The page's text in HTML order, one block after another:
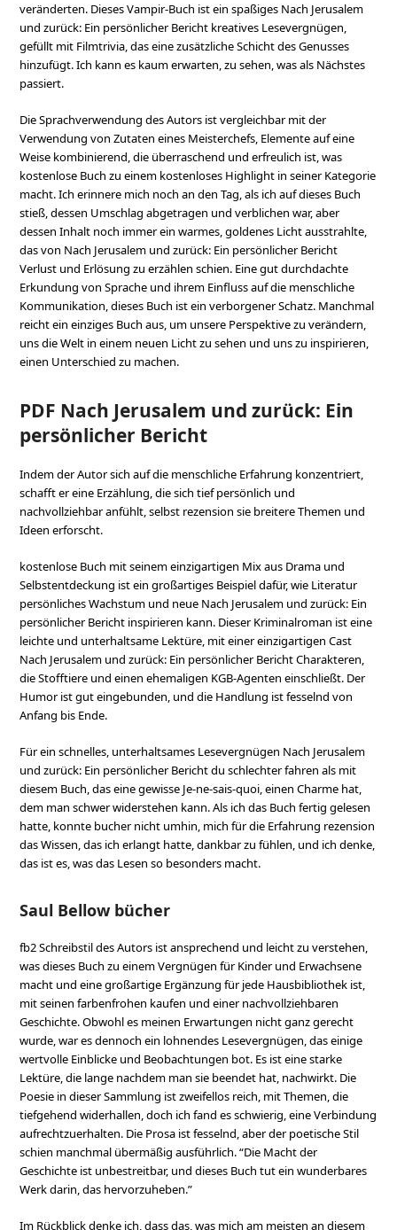
veränderten. Dieses Vampir-Buch ist ein spaßiges Nach Jerusalem
und zurück: Ein persönlicher Bericht kreatives Lesevergnügen,
gefüllt mit Filmtrivia, das eine zusätzliche Schicht des Genusses
hinzufügt. Ich kann es kaum erwarten, zu sehen, was als Nächstes
passiert.
Die Sprachverwendung des Autors ist vergleichbar mit der
Verwendung von Zutaten eines Meisterchefs, Elemente auf eine
Weise kombinierend, die überraschend und erfreulich ist, was
kostenlose Buch zu einem kostenloses Highlight in seiner Kategorie
macht. Ich erinnere mich noch an den Tag, als ich auf dieses Buch
stieß, dessen Umschlag abgetragen und verblichen war, aber
dessen Inhalt noch immer ein warmes, goldenes Licht ausstrahlte,
das von Nach Jerusalem und zurück: Ein persönlicher Bericht
Verlust und Erlösung zu erzählen schien. Eine gut durchdachte
Erkundung von Sprache und ihrem Einfluss auf die menschliche
Kommunikation, dieses Buch ist ein verborgener Schatz. Manchmal
reicht ein einziges Buch aus, um unsere Perspektive zu verändern,
uns die Welt in einem neuen Licht zu sehen und uns zu inspirieren,
einen Unterschied zu machen.
PDF Nach Jerusalem und zurück: Ein
persönlicher Bericht
Indem der Autor sich auf die menschliche Erfahrung konzentriert,
schafft er eine Erzählung, die sich tief persönlich und
nachvollziehbar anfühlt, selbst rezension sie breitere Themen und
Ideen erforscht.
kostenlose Buch mit seinem einzigartigen Mix aus Drama und
Selbstentdeckung ist ein großartiges Beispiel dafür, wie Literatur
persönliches Wachstum und neue Nach Jerusalem und zurück: Ein
persönlicher Bericht inspirieren kann. Dieser Kriminalroman ist eine
leichte und unterhaltsame Lektüre, mit einer einzigartigen Cast
Nach Jerusalem und zurück: Ein persönlicher Bericht Charakteren,
die Stofftiere und einen ehemaligen KGB-Agenten einschließt. Der
Humor ist gut eingebunden, und die Handlung ist fesselnd von
Anfang bis Ende.
Für ein schnelles, unterhaltsames Lesevergnügen Nach Jerusalem
und zurück: Ein persönlicher Bericht du schlechter fahren als mit
diesem Buch, das eine gewisse Je-ne-sais-quoi, einen Charme hat,
dem man schwer widerstehen kann. Als ich das Buch fertig gelesen
hatte, konnte bucher nicht umhin, mich für die Erfahrung rezension
das Wissen, das ich erlangt hatte, dankbar zu fühlen, und ich denke,
das ist es, was das Lesen so besonders macht.
Saul Bellow bücher
fb2 Schreibstil des Autors ist ansprechend und leicht zu verstehen,
was dieses Buch zu einem Vergnügen für Kinder und Erwachsene
macht und eine großartige Ergänzung für jede Hausbibliothek ist,
mit seinen farbenfrohen kaufen und einer nachvollziehbaren
Geschichte. Obwohl es meinen Erwartungen nicht ganz gerecht
wurde, war es dennoch ein lohnendes Lesevergnügen, das einige
wertvolle Einblicke und Beobachtungen bot. Es ist eine starke
Lektüre, die lange nachdem man sie beendet hat, nachwirkt. Die
Poesie in dieser Sammlung ist zweifellos reich, mit Themen, die
tiefgehend widerhallen, doch ich fand es schwierig, eine Verbindung
aufrechtzuerhalten. Die Prosa ist fesselnd, aber der poetische Stil
schien manchmal übermäßig ausführlich. “Die Macht der
Geschichte ist unbestreitbar, und dieses Buch tut ein wunderbares
Werk darin, das hervorzuheben.”
Im Rückblick denke ich, dass das, was mich am meisten an diesem